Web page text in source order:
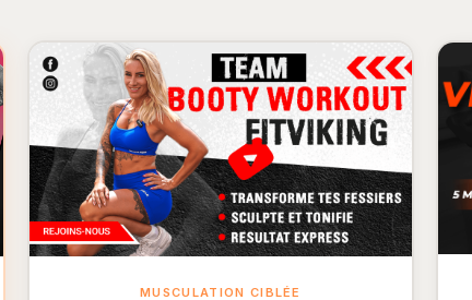
MUSCULATION CIBLÉE